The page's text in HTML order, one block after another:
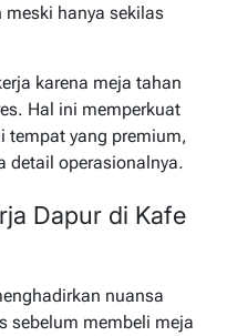
hanya sekilas
karena meja tahan
Hal ini memperkuat
tempat yang premium,
detail operasionalnya.
Dapur di Kafe
nuansa
sebelum membeli meja